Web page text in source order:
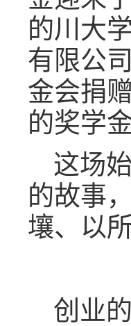
的川大
有限公
金会捐
的奖学
这场
的故事
壤、以
创业